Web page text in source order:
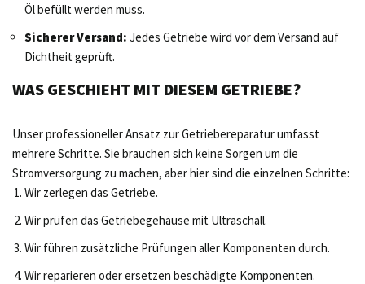
Öl befüllt werden muss.
Sicherer Versand: Jedes Getriebe wird vor dem Versand auf
Dichtheit geprüft.
WAS GESCHIEHT MIT DIESEM GETRIEBE?
Unser professioneller Ansatz zur Getriebereparatur umfasst
mehrere Schritte. Sie brauchen sich keine Sorgen um die
Stromversorgung zu machen, aber hier sind die einzelnen Schritte:
Wir zerlegen das Getriebe.
Wir prüfen das Getriebegehäuse mit Ultraschall.
Wir führen zusätzliche Prüfungen aller Komponenten durch.
Wir reparieren oder ersetzen beschädigte Komponenten.